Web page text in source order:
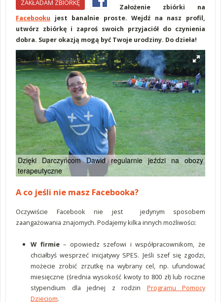
ZAKŁADAM ZBIÓRKĘ
Założenie zbiórki na
Facebooku jest banalnie proste. Wejdź na nasz profil,
utwórz zbiórkę i zaproś swoich przyjaciół do czynienia
dobra. Super okazją mogą być Twoje urodziny. Do dzieła!
Dzięki Darczyńcom Dawid regularnie jeździ na obozy
terapeutyczne
A co jeśli nie masz Facebooka?
Oczywiście Facebook nie jest jedynym sposobem
zaangażowania znajomych. Podajemy kilka innych możliwości:
W firmie– opowiedz szefowi i współpracownikom, że
chciałbyś wesprzeć inicjatywy SPES. Jeśli szef się zgodzi,
możecie zrobić zrzutkę na wybrany cel, np. ufundować
miesięczne (średnia wysokość kwoty to 800 zł) lub roczne
stypendium dla jednej z rodzin Programu Pomocy
Dzieciom.